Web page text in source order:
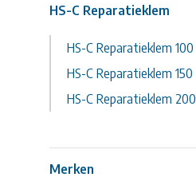
HS-C Reparatieklem
HS-C Reparatieklem 100
HS-C Reparatieklem 150
HS-C Reparatieklem 200
Merken